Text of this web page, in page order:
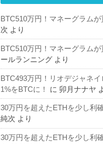
BTC510万円！マネーグラムが
次 より
BTC510万円！マネーグラムが
ールランニング より
BTC493万円！リオデジャネ
1%をBTCに！
に 卯月ナナヤ
30万円を超えたETHを少し利
純次 より
30万円を超えたETHを少し利